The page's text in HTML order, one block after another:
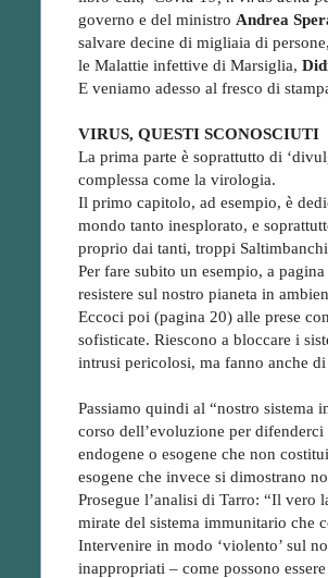
governo e del ministro Andrea
salvare decine di migliaia di
le Malattie infettive di Marsiglia,
E veniamo adesso al fresco di
VIRUS, QUESTI SCONOSCIUTI
La prima parte è soprattutto di
complessa come la virologia.
Il primo capitolo, ad esempio, è
mondo tanto inesplorato, e
proprio dai tanti, troppi
Per fare subito un esempio, a
resistere sul nostro pianeta in
Eccoci poi (pagina 20) alle prese
sofisticate. Riescono a bloccare i
intrusi pericolosi, ma fanno anche di
Passiamo quindi al “nostro
corso dell’evoluzione per
endogene o esogene che non
esogene che invece si dimostrano
Prosegue l’analisi di Tarro: “Il vero
mirate del sistema immunitario che
Intervenire in modo ‘violento’ sul
inappropriati – come possono